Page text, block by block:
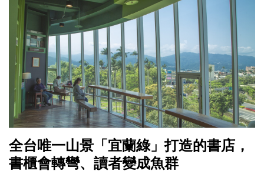
全台唯一山景「宜蘭綠」打造的書店，
書櫃會轉彎、讀者變成魚群